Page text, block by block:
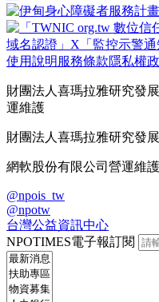
使用說明 服務條款隱私權
財團法人喜瑪拉雅研究發
運維護
財團法人喜瑪拉雅研究發
網軟股份有限公司營運維護
@npois_tw
@npotw
台灣公益資訊中心
NPOTIMES電子報訂閱